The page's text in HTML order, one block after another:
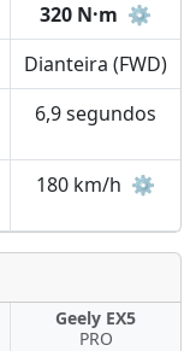
320 N·m ⚙️
Dianteira (FWD)
6,9 segundos
180 km/h ⚙️
Geely EX5
PRO